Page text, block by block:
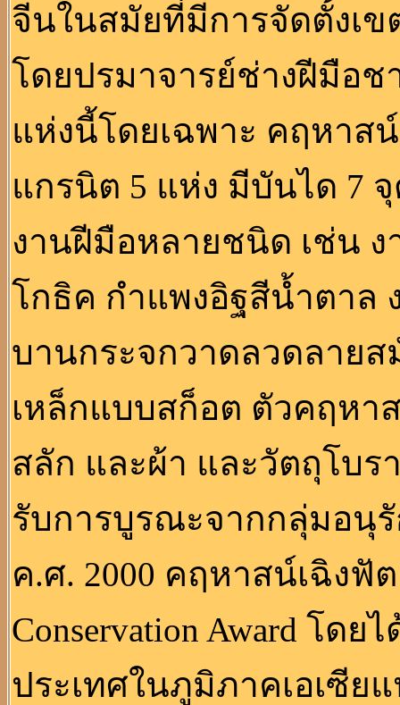
จีนในสมัยที่มีการจัดตั้งเ
โดยปรมาจารย์ช่างฝีมือช
แห่งนี้โดยเฉพาะ คฤหาส
แกรนิต 5 แห่ง มีบันได 7
งานฝีมือหลายชนิด เช่น
โกธิค กำแพงอิฐสีน้ำตาล
บานกระจกวาดลวดลายส
เหล็กแบบสก็อต ตัวคฤหา
สลัก และผ้า และวัตถุโบ
รับการบูรณะจากกลุ่มอนุ
ค.ศ. 2000 คฤหาสน์เฉิงฟัต
Conservation Award โด
ประเทศในภูมิภาคเอเซี